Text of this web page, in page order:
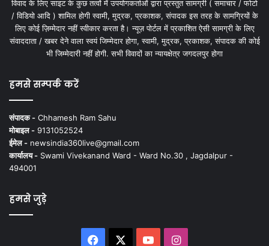
विवाद के लिए साइट के कुछ तत्वों में उपयोगकर्ताओं द्वारा प्रस्तुत सामग्री ( समाचार / फोटो
/ विडियो आदि ) शामिल होगी स्वामी, मुद्रक, प्रकाशक, संपादक इस तरह के सामग्रियों के
लिए कोई ज़िम्मेदार नहीं स्वीकार करता है। न्यूज़ पोर्टल में प्रकाशित ऐसी सामग्री के लिए
संवाददाता / खबर देने वाला स्वयं जिम्मेदार होगा, स्वामी, मुद्रक, प्रकाशक, संपादक की कोई
भी जिम्मेदारी नहीं होगी. सभी विवादों का न्यायक्षेत्र जगदलपुर होगा
हमसे सम्पर्क करें
संपादक - Chhamesh Ram Sahu
मोबाइल - 9131052524
ईमेल - newsindia360live@gmail.com
कार्यालय - Swami Vivekanand Ward - Ward No.30 , Jagdalpur -
494001
हमसे जुड़े
Facebook YouTubeInstagram